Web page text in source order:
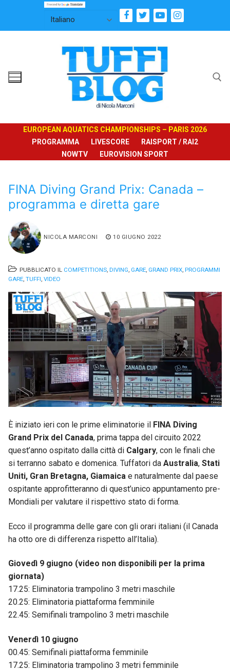
contenuto
EUROPEAN AQUATICS CHAMPIONSHIPS – PARIS 2026
PROGRAMMA
LIVESCORE
RAISPORT / RAI2
NOWTV
EUROVISION SPORT
FINA Diving Grand Prix: Canada –
programma e diretta gare
NICOLA MARCONI 10 GIUGNO 2022
PUBBLICATO IL COMPETITIONS, DIVING, GARE, GRAND PRIX, PROGRAMMI
GARE, TUFFI, VIDEO
È iniziato ieri con le prime eliminatorie il FINA Diving
Grand Prix del Canada, prima tappa del circuito 2022
quest’anno ospitato dalla città di Calgary, con le finali che
si terranno sabato e domenica. Tuffatori da Australia, Stati
Uniti, Gran Bretagna, Giamaica e naturalmente dal paese
ospitante approfitteranno di quest’unico appuntamento pre-
Mondiali per valutare il rispettivo stato di forma.
Ecco il programma delle gare con gli orari italiani (il Canada
ha otto ore di differenza rispetto all’Italia).
Giovedì 9 giugno (video non disponibili per la prima
giornata)
17.25: Eliminatoria trampolino 3 metri maschile
20.25: Eliminatoria piattaforma femminile
22.45: Semifinali trampolino 3 metri maschile
Venerdì 10 giugno
00.45: Semifinali piattaforma femminile
17.25: Eliminatoria trampolino 3 metri femminile